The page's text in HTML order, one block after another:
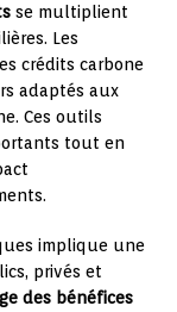
se multiplient
Les
crédits carbone
adaptés aux
Ces outils
tout en
implique une
privés et
des bénéfices